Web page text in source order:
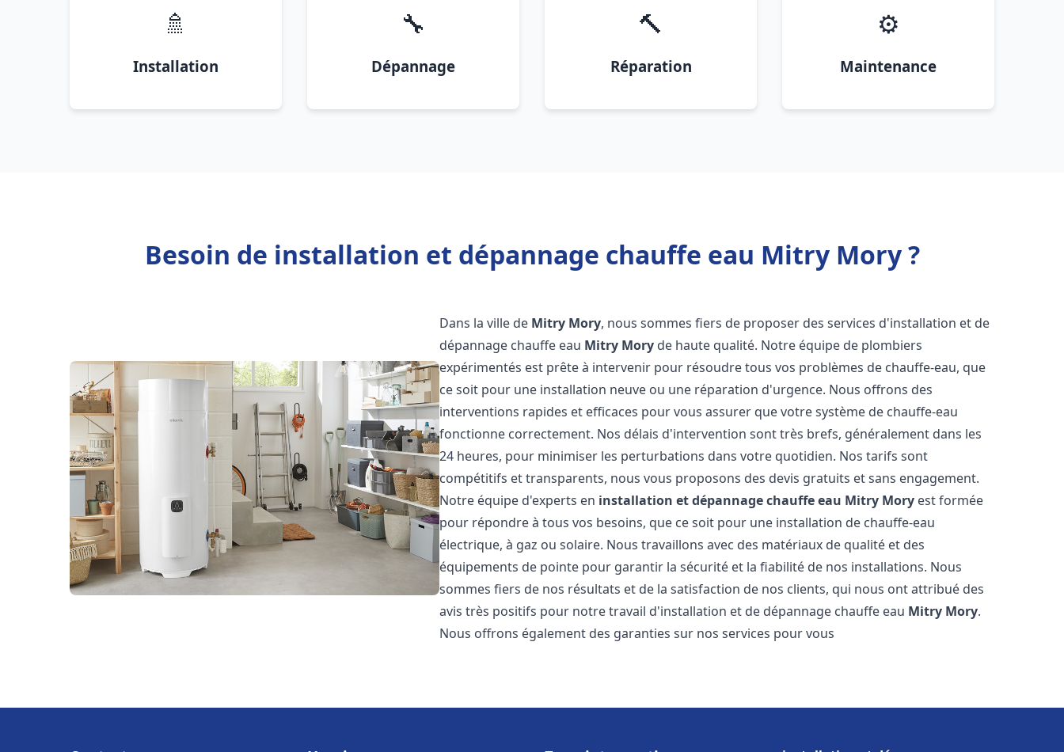
🚿
Installation
🔧
Dépannage
🔨
Réparation
⚙️
Maintenance
Besoin de installation et dépannage chauffe eau Mitry Mory ?
Dans la ville de Mitry Mory, nous sommes fiers de proposer des services d'installation et de
dépannage chauffe eau Mitry Mory de haute qualité. Notre équipe de plombiers
expérimentés est prête à intervenir pour résoudre tous vos problèmes de chauffe-eau, que
ce soit pour une installation neuve ou une réparation d'urgence. Nous offrons des
interventions rapides et efficaces pour vous assurer que votre système de chauffe-eau
fonctionne correctement. Nos délais d'intervention sont très brefs, généralement dans les
24 heures, pour minimiser les perturbations dans votre quotidien. Nos tarifs sont
compétitifs et transparents, nous vous proposons des devis gratuits et sans engagement.
Notre équipe d'experts en installation et dépannage chauffe eau Mitry Mory est formée
pour répondre à tous vos besoins, que ce soit pour une installation de chauffe-eau
électrique, à gaz ou solaire. Nous travaillons avec des matériaux de qualité et des
équipements de pointe pour garantir la sécurité et la fiabilité de nos installations. Nous
sommes fiers de nos résultats et de la satisfaction de nos clients, qui nous ont attribué des
avis très positifs pour notre travail d'installation et de dépannage chauffe eau Mitry Mory.
Nous offrons également des garanties sur nos services pour vous